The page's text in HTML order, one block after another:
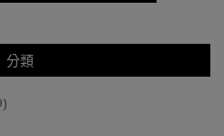
分類